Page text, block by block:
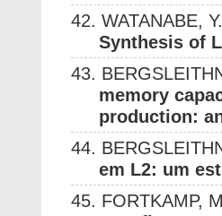
42. WATANABE,
Synthesis of
43.
memory
production:
44.
em L2: um
45. FORTKAMP,